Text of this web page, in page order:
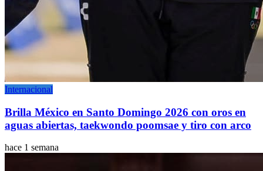
Internacional
Brilla México en Santo Domingo 2026 con oros en
aguas abiertas, taekwondo poomsae y tiro con arco
hace 1 semana